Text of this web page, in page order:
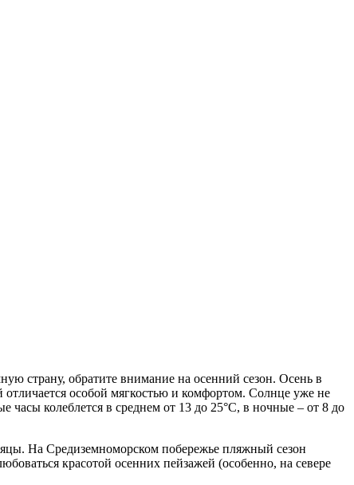
страну, обратите внимание на осенний сезон. Осень в
особой мягкостью и комфортом. Солнце уже не
часы колеблется в среднем от 13 до 25°C, в ночные – от 8 до
На Средиземноморском побережье пляжный сезон
красотой осенних пейзажей (особенно, на севере